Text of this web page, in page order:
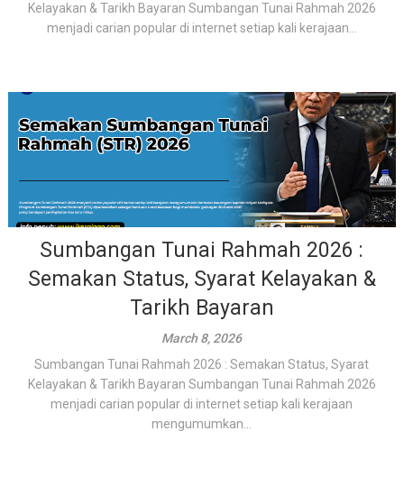
Kelayakan & Tarikh Bayaran Sumbangan Tunai Rahmah 2026
menjadi carian popular di internet setiap kali kerajaan...
Sumbangan Tunai Rahmah 2026 :
Semakan Status, Syarat Kelayakan &
Tarikh Bayaran
March 8, 2026
Sumbangan Tunai Rahmah 2026 : Semakan Status, Syarat
Kelayakan & Tarikh Bayaran Sumbangan Tunai Rahmah 2026
menjadi carian popular di internet setiap kali kerajaan
mengumumkan...